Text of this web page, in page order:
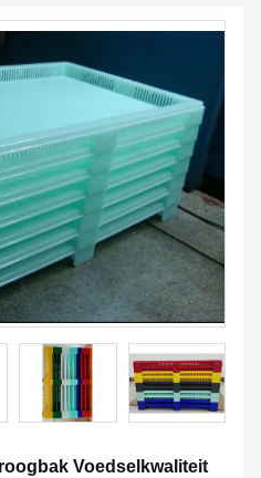
Voedselkwaliteit